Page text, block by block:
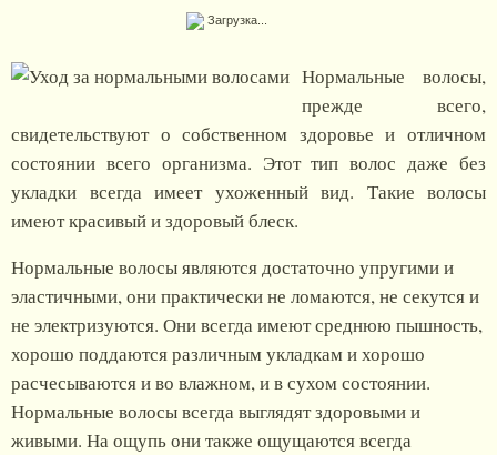
Загрузка...
Нормальные волосы,
прежде всего,
свидетельствуют о собственном здоровье и отличном
состоянии всего организма. Этот тип волос даже без
укладки всегда имеет ухоженный вид. Такие волосы
имеют красивый и здоровый блеск.
Нормальные волосы являются достаточно упругими и
эластичными, они практически не ломаются, не секутся и
не электризуются. Они всегда имеют среднюю пышность,
хорошо поддаются различным укладкам и хорошо
расчесываются и во влажном, и в сухом состоянии.
Нормальные волосы всегда выглядят здоровыми и
живыми. На ощупь они также ощущаются всегда